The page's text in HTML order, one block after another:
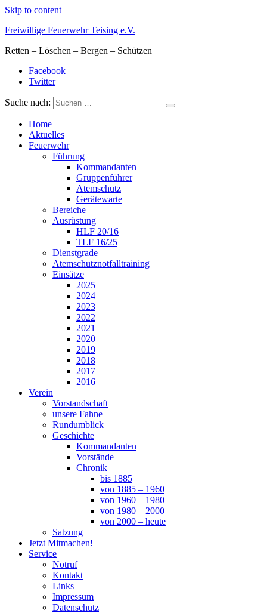
Skip to content
Freiwillige Feuerwehr Teising e.V.
Retten – Löschen – Bergen – Schützen
Facebook
Twitter
Suche nach:
Home
Aktuelles
Feuerwehr
Führung
Kommandanten
Gruppenführer
Atemschutz
Gerätewarte
Bereiche
Ausrüstung
HLF 20/16
TLF 16/25
Dienstgrade
Atemschutznotfalltraining
Einsätze
2025
2024
2023
2022
2021
2020
2019
2018
2017
2016
Verein
Vorstandschaft
unsere Fahne
Rundumblick
Geschichte
Kommandanten
Vorstände
Chronik
bis 1885
von 1885 – 1960
von 1960 – 1980
von 1980 – 2000
von 2000 – heute
Satzung
Jetzt Mitmachen!
Service
Notruf
Kontakt
Links
Impressum
Datenschutz